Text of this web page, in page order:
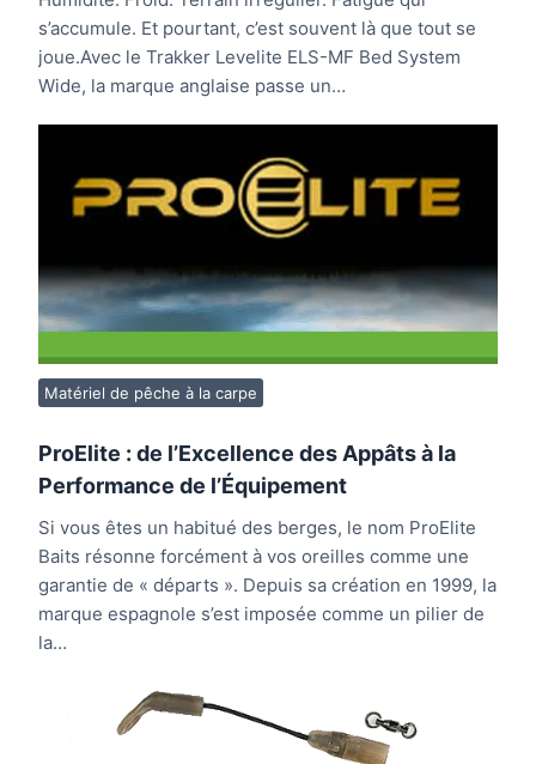
s’accumule. Et pourtant, c’est souvent là que tout se
joue.Avec le Trakker Levelite ELS-MF Bed System
Wide, la marque anglaise passe un…
ProElite : de l’Excellence des Appâts à la
Performance de l’Équipement
Matériel de pêche à la carpe
Si vous êtes un habitué des berges, le nom ProElite
Baits résonne forcément à vos oreilles comme une
garantie de « départs ». Depuis sa création en 1999, la
marque espagnole s’est imposée comme un pilier de
la…